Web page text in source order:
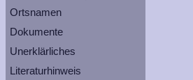
Ortsnamen
Dokumente
Unerklärliches
Literaturhinweis